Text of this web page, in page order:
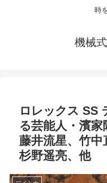
時
機械
ロレックス SS
る芸能人・濱家
藤井流星、竹中
杉野遥亮、他